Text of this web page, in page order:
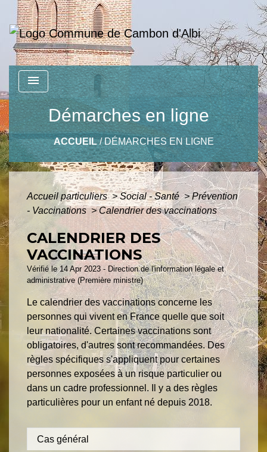
menu
Démarches en ligne
ACCUEIL/DÉMARCHES EN LIGNE
Accueil particuliers> Social - Santé> Prévention
- Vaccinations> Calendrier des vaccinations
CALENDRIER DES
VACCINATIONS
Vérifié le 14 Apr 2023 - Direction de l'information légale et
administrative (Première ministre)
Le calendrier des vaccinations concerne les
personnes qui vivent en France quelle que soit
leur nationalité. Certaines vaccinations sont
obligatoires, d'autres sont recommandées. Des
règles spécifiques s'appliquent pour certaines
personnes exposées à un risque particulier ou
dans un cadre professionnel. Il y a des règles
particulières pour un enfant né depuis 2018.
Cas général